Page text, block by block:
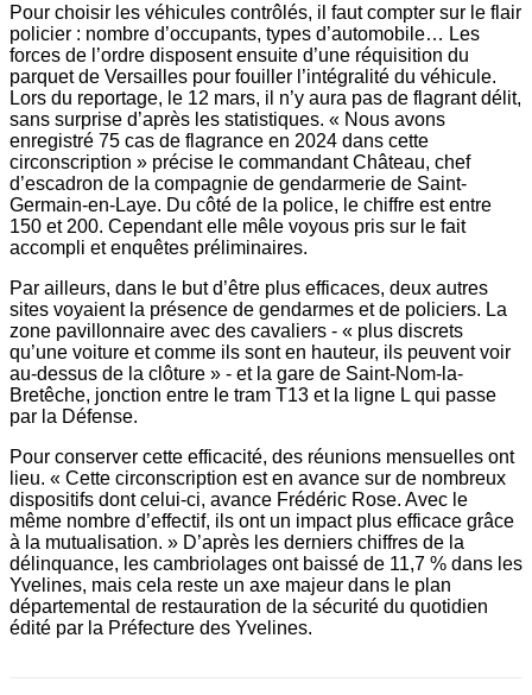
Pour choisir les véhicules contrôlés, il faut compter sur le flair
policier : nombre d’occupants, types d’automobile… Les
forces de l’ordre disposent ensuite d’une réquisition du
parquet de Versailles pour fouiller l’intégralité du véhicule.
Lors du reportage, le 12 mars, il n’y aura pas de flagrant délit,
sans surprise d’après les statistiques. « Nous avons
enregistré 75 cas de flagrance en 2024 dans cette
circonscription » précise le commandant Château, chef
d’escadron de la compagnie de gendarmerie de Saint-
Germain-en-Laye. Du côté de la police, le chiffre est entre
150 et 200. Cependant elle mêle voyous pris sur le fait
accompli et enquêtes préliminaires.
Par ailleurs, dans le but d’être plus efficaces, deux autres
sites voyaient la présence de gendarmes et de policiers. La
zone pavillonnaire avec des cavaliers - « plus discrets
qu’une voiture et comme ils sont en hauteur, ils peuvent voir
au-dessus de la clôture » - et la gare de Saint-Nom-la-
Bretêche, jonction entre le tram T13 et la ligne L qui passe
par la Défense.
Pour conserver cette efficacité, des réunions mensuelles ont
lieu. « Cette circonscription est en avance sur de nombreux
dispositifs dont celui-ci, avance Frédéric Rose. Avec le
même nombre d’effectif, ils ont un impact plus efficace grâce
à la mutualisation. » D’après les derniers chiffres de la
délinquance, les cambriolages ont baissé de 11,7 % dans les
Yvelines, mais cela reste un axe majeur dans le plan
départemental de restauration de la sécurité du quotidien
édité par la Préfecture des Yvelines.